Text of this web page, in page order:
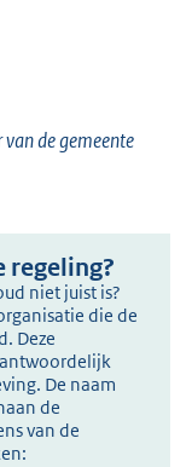
de gemeente
regeling?
niet juist is?
die de
Deze
De naam
de
van de